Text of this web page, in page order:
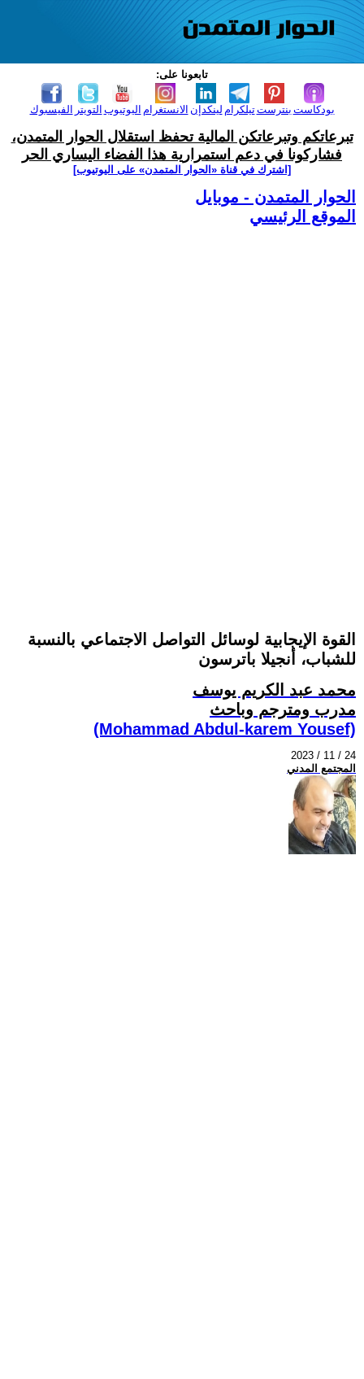
تابعونا على:
الفيسبوك التويتر اليوتيوب الانستغرام لينكدإن تيلكرامبنترست بودكاست
تبرعاتكم وتبرعاتكن المالية تحفظ استقلال الحوار المتمدن،
فشاركونا في دعم استمرارية هذا الفضاء اليساري الحر
[اشترك في قناة ‫«الحوار المتمدن» على اليوتيوب]
الحوار المتمدن - موبايل
الموقع الرئيسي
القوة الإيجابية لوسائل التواصل الاجتماعي بالنسبة
للشباب، أنجيلا باترسون
محمد عبد الكريم يوسف
مدرب ومترجم وباحث
(Mohammad Abdul-karem Yousef)
2023 / 11 / 24
المجتمع المدني